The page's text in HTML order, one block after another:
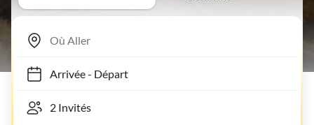
Arrivée- Départ